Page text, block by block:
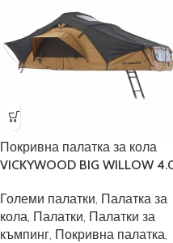
Покривна палатка за кола
VICKYWOOD BIG WILLOW
Големи палатки, Палатка за
кола, Палатки, Палатки за
къмпинг, Покривна палатка,